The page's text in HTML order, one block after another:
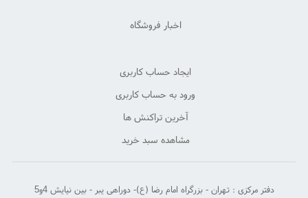
اخبار فروشگاه
ایجاد حساب کاربری
ورود به حساب کاربری
آخرین تراکنش ها
مشاهده سبد خرید
دفتر مرکزی : تهران - بزرگراه امام رضا (ع)- دوراهی یبر - بین نیایش 4و5